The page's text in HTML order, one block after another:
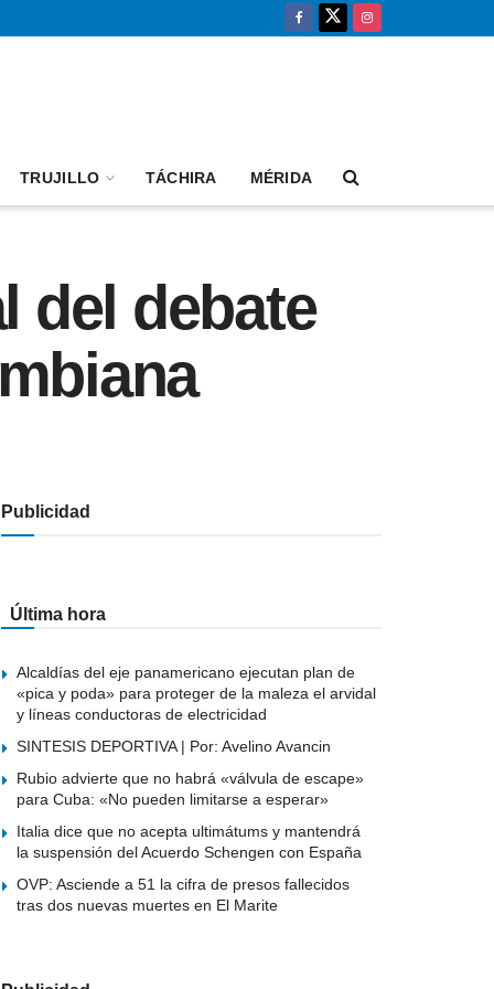
TRUJILLO TÁCHIRA MÉRIDA
del debate
Publicidad
Última hora
Alcaldías del eje panamericano ejecutan plan de
«pica y poda» para proteger de la maleza el arvidal
y líneas conductoras de electricidad
SINTESIS DEPORTIVA | Por: Avelino Avancin
Rubio advierte que no habrá «válvula de escape»
para Cuba: «No pueden limitarse a esperar»
Italia dice que no acepta ultimátums y mantendrá
la suspensión del Acuerdo Schengen con España
OVP: Asciende a 51 la cifra de presos fallecidos
tras dos nuevas muertes en El Marite